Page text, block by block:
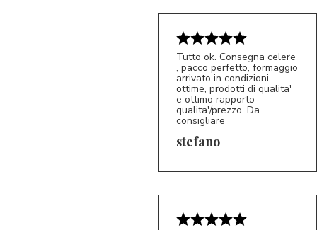
S*
Tutto ok. Consegna celere
, pacco perfetto, formaggio
arrivato in condizioni
ottime, prodotti di qualita'
e ottimo rapporto
qualita'/prezzo. Da
consigliare
stefano